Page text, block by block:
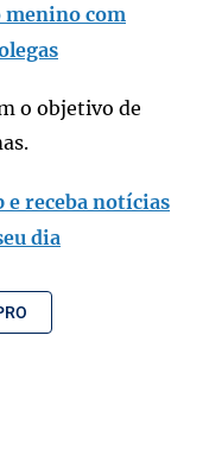
menino com
o objetivo de
e receba notícias
dia